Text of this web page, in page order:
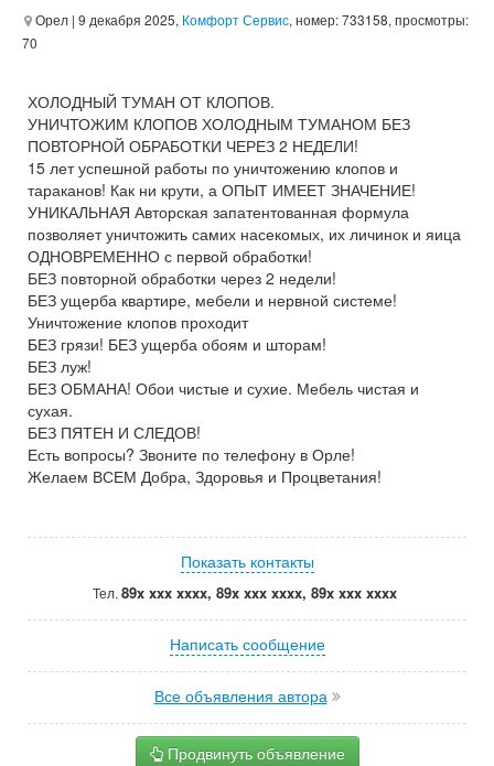
Орел | 9 декабря 2025, Комфорт Сервис, номер: 733158, просмотры:
70
ХОЛОДНЫЙ ТУМАН ОТ КЛОПОВ.
УНИЧТОЖИМ КЛОПОВ ХОЛОДНЫМ ТУМАНОМ БЕЗ
ПОВТОРНОЙ ОБРАБОТКИ ЧЕРЕЗ 2 НЕДЕЛИ!
15 лет успешной работы по уничтожению клопов и
тараканов! Как ни крути, а ОПЫТ ИМЕЕТ ЗНАЧЕНИЕ!
УНИКАЛЬНАЯ Авторская запатентованная формула
позволяет уничтожить самих насекомых, их личинок и яица
ОДНОВРЕМЕННО с первой обработки!
БЕЗ повторной обработки через 2 недели!
БЕЗ ущерба квартире, мебели и нервной системе!
Уничтожение клопов проходит
БЕЗ грязи! БЕЗ ущерба обоям и шторам!
БЕЗ луж!
БЕЗ ОБМАНА! Обои чистые и сухие. Мебель чистая и
сухая.
БЕЗ ПЯТЕН И СЛЕДОВ!
Есть вопросы? Звоните по телефону в Орле!
Желаем ВСЕМ Добра, Здоровья и Процветания!
Показать контакты
Тел. 89x xxx xxxx, 89x xxx xxxx, 89x xxx xxxx
Написать сообщение
Все объявления автора
Продвинуть объявление